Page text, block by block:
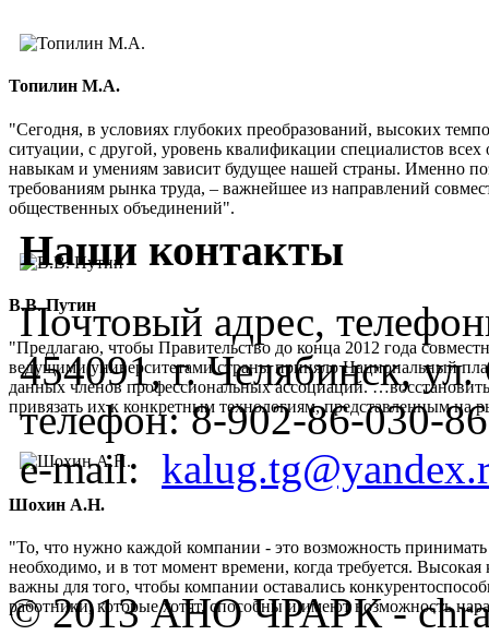
Топилин М.А.
"Сегодня, в условиях глубоких преобразований, высоких
ситуации, с другой, уровень квалификации специалистов
навыкам и умениям зависит будущее нашей страны. Именно
требованиям рынка труда, – важнейшее из направлений
общественных объединений".
В.В. Путин
"Предлагаю, чтобы Правительство до конца 2012 года
ведущими университетами страны приняло Национальный
данных членов профессиональных ассоциаций.
привязать их к конкретным технологиям, представленным на
Шохин А.Н.
"То, что нужно каждой компании - это возможность
необходимо, и в тот момент времени, когда требуется.
важны для того, чтобы компании оставались
работники, которые хотят, способны и имеют возможность
Наши контакты
Почтовый адрес,
454091, г. Челябинск,
телефон:8-902-86-030-86
e-mail:
© 2013 АНО ЧРАРК -